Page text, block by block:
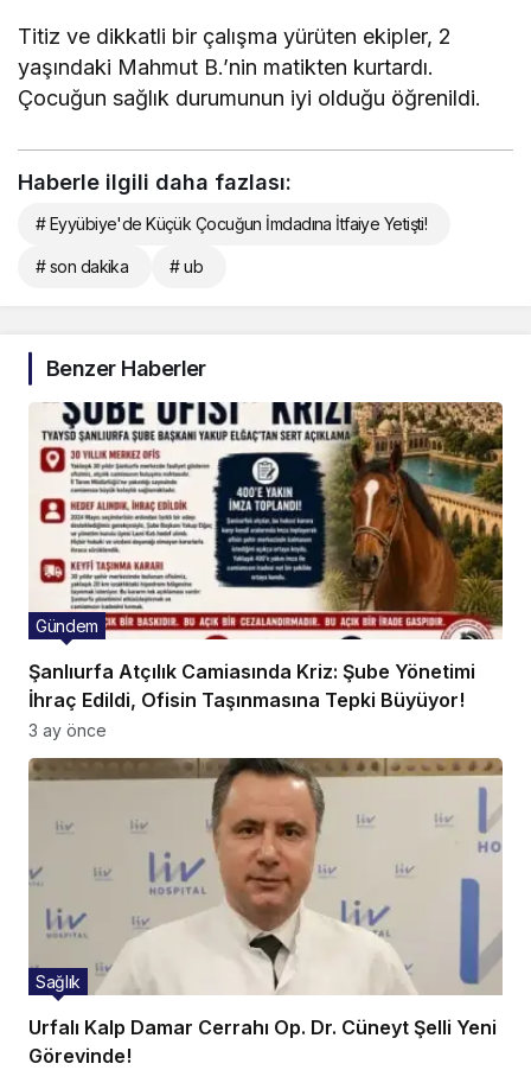
Titiz ve dikkatli bir çalışma yürüten ekipler, 2
yaşındaki Mahmut B.’nin matikten kurtardı.
Çocuğun sağlık durumunun iyi olduğu öğrenildi.
Haberle ilgili daha fazlası:
# Eyyübiye'de Küçük Çocuğun İmdadına İtfaiye Yetişti!
# son dakika # ub
Benzer Haberler
Şanlıurfa Atçılık Camiasında Kriz: Şube Yönetimi
İhraç Edildi, Ofisin Taşınmasına Tepki Büyüyor!
Gündem
3 ay önce
Urfalı Kalp Damar Cerrahı Op. Dr. Cüneyt Şelli Yeni
Görevinde!
Sağlık